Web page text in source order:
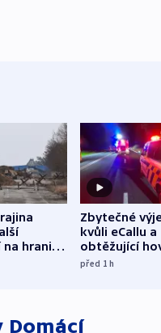
hranici
Zbytečné
kvůli eCallu a
obtěžující
zdržují
před 1h
Domácí